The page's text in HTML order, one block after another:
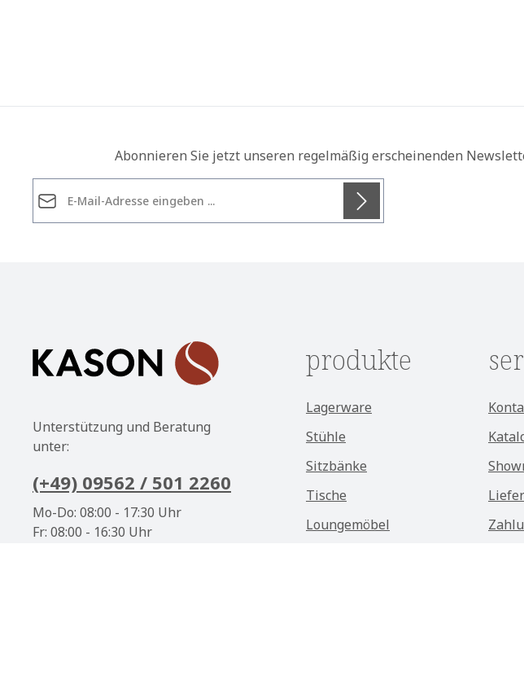
Abonnieren Sie jetzt unseren regelmäßig erscheinenden
Unterstützung und Beratung
unter:
(+49) 09562 / 501 2260
Mo-Do: 08:00 - 17:30 Uhr
Fr: 08:00 - 16:30 Uhr
produkte
Lagerware
Stühle
Sitzbänke
Tische
Loungemöbel